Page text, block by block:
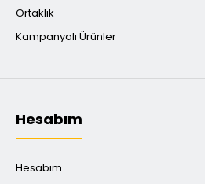
Ortaklık
Kampanyalı Ürünler
Hesabım
Hesabım